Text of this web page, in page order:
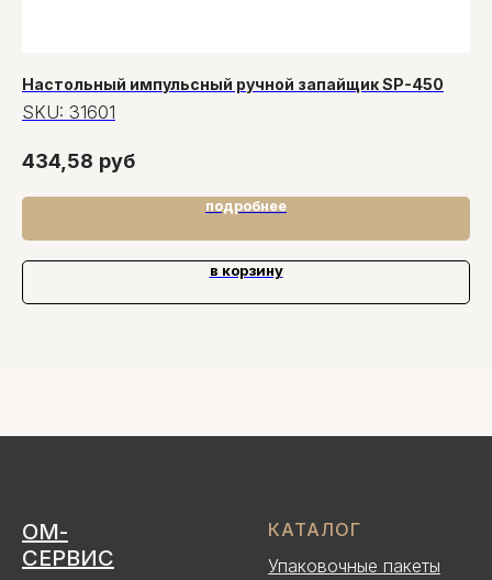
Настольный импульсный ручной запайщик SP-450
SKU: 31601
434,58 руб
подробнее
в корзину
ОМ-
СЕРВИС
КАТАЛОГ
Упаковочные пакеты